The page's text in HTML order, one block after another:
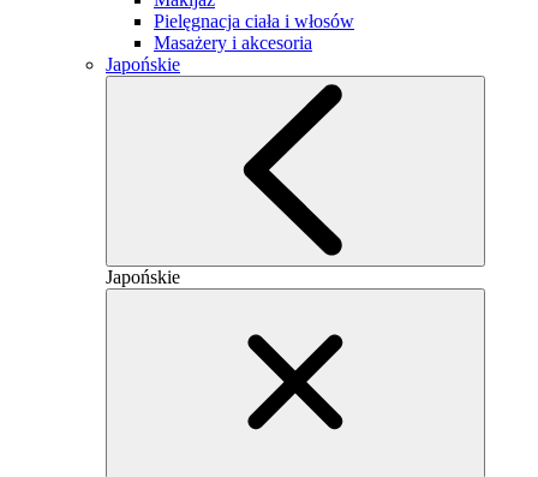
Pielęgnacja ciała i włosów
Masażery i akcesoria
Japońskie
Japońskie